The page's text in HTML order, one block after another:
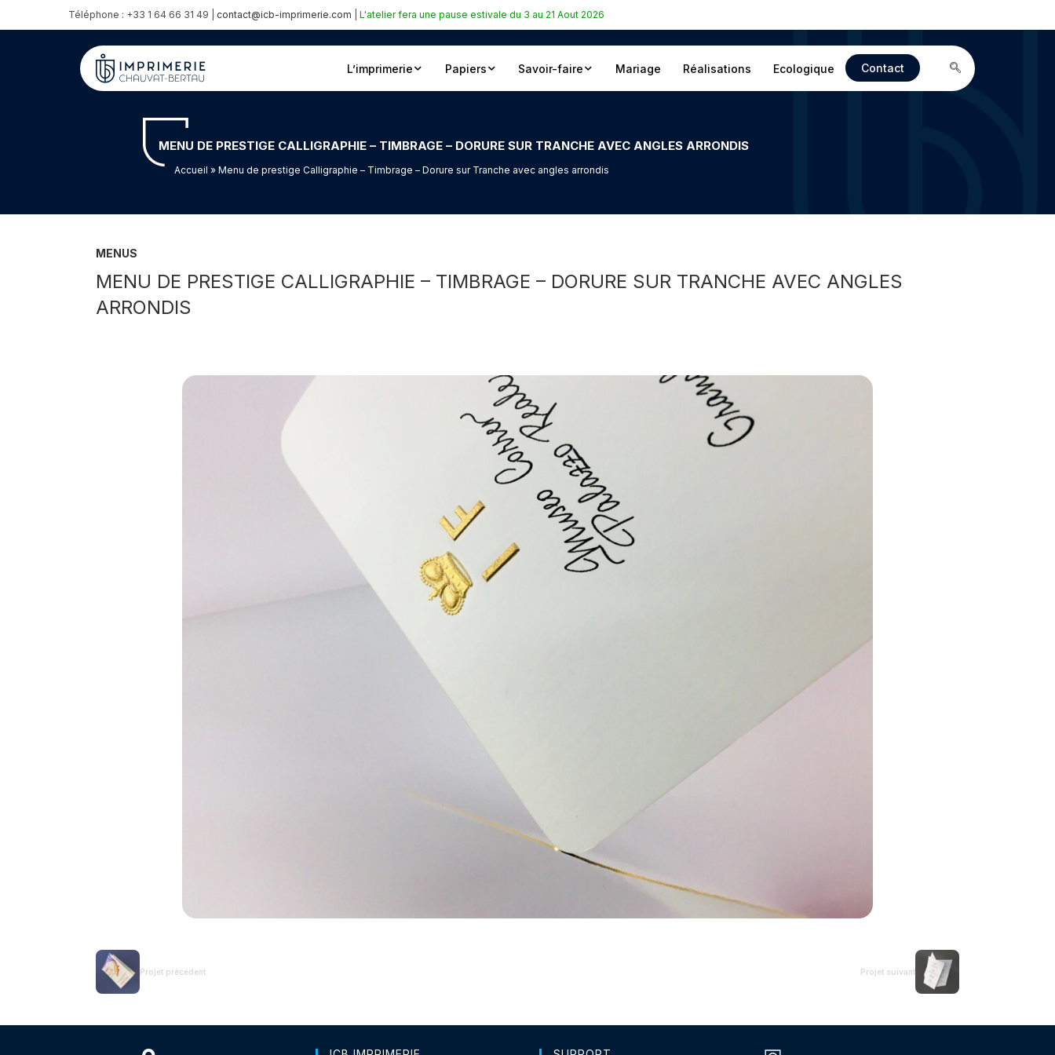
Téléphone : +33 1 64 66 31 49 | contact@icb-imprimerie.com L'atelier fera une pause estivale du 3 au 21 Aout 2026
L’imprimerie Papiers Savoir-faire Mariage Réalisations Ecologique Contact
MENU DE PRESTIGE CALLIGRAPHIE – TIMBRAGE – DORURE SUR TRANCHE AVEC ANGLES ARRONDIS
Accueil » Menu de prestige Calligraphie – Timbrage – Dorure sur Tranche avec angles arrondis
MENUS
MENU DE PRESTIGE CALLIGRAPHIE – TIMBRAGE – DORURE SUR TRANCHE AVEC ANGLES
ARRONDIS
Projet précédent Projet suivant